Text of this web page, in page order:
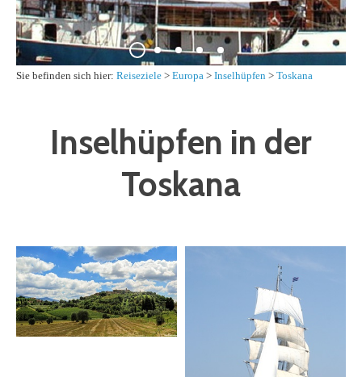
Sie befinden sich hier: Reiseziele > Europa > Inselhüpfen > Toskana
Inselhüpfen in der
Toskana